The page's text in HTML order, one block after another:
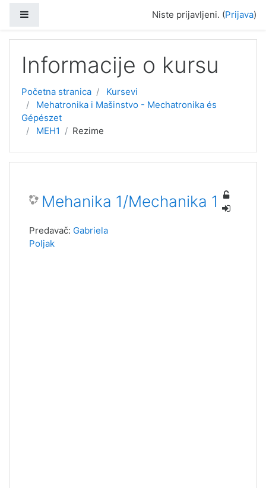
Niste prijavljeni. (Prijava)
Informacije o kursu
Početna stranica
Kursevi
Mehatronika i Mašinstvo - Mechatronika és
Gépészet
MEH1
Rezime
Mehanika 1/Mechanika 1
Predavač: Gabriela
Poljak